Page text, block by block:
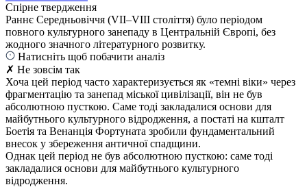
Спірне твердження
Раннє Середньовіччя (VII–VIII століття) було періодом
повного культурного занепаду в Центральній Європі, без
жодного значного літературного розвитку.
Натисніть щоб побачити аналіз
✗ Не зовсім так
Хоча цей період часто характеризується як «темні віки» через
фрагментацію та занепад міської цивілізації, він не був
абсолютною пусткою. Саме тоді закладалися основи для
майбутнього культурного відродження, а постаті на кшталт
Боетія та Венанція Фортуната зробили фундаментальний
внесок у збереження античної спадщини.
Однак цей період не був абсолютною пусткою: саме тоді
закладалися основи для майбутнього культурного
відродження.